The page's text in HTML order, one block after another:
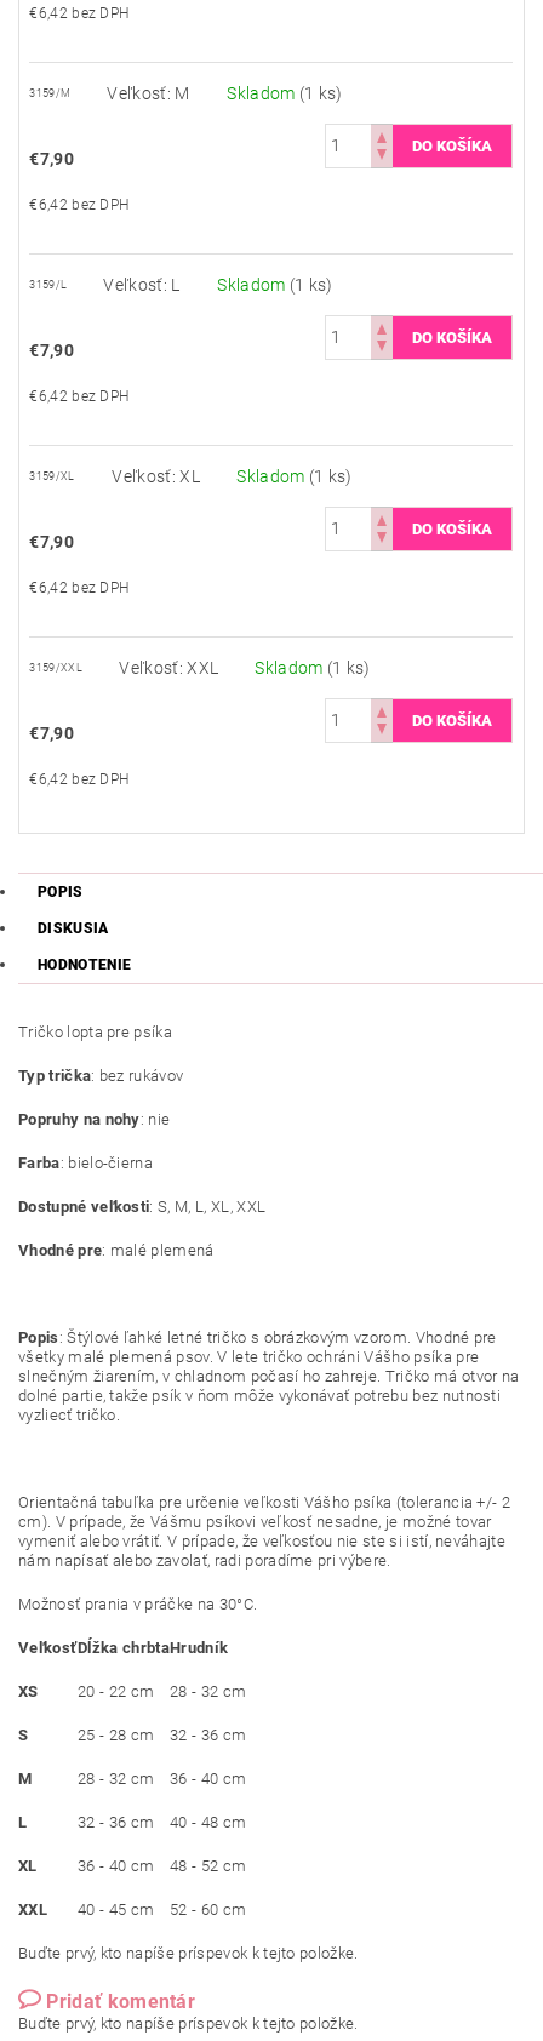
€6,42 bez DPH
3159/M Veľkosť: M Skladom (1 ks)
€7,90
€6,42 bez DPH
3159/L Veľkosť: L Skladom (1 ks)
€7,90
€6,42 bez DPH
3159/XL Veľkosť: XL Skladom (1 ks)
€7,90
€6,42 bez DPH
3159/XXL Veľkosť: XXL Skladom (1 ks)
€7,90
€6,42 bez DPH
POPIS
DISKUSIA
HODNOTENIE
Tričko lopta pre psíka
Typ trička: bez rukávov
Popruhy na nohy: nie
Farba: bielo-čierna
Dostupné veľkosti: S, M, L, XL, XXL
Vhodné pre: malé plemená
Popis : Štýlové ľahké letné tričko s obrázkovým vzorom. Vhodné pre
všetky malé plemená psov. V lete tričko ochráni Vášho psíka pre
slnečným žiarením, v chladnom počasí ho zahreje. Tričko má otvor na
dolné partie, takže psík v ňom môže vykonávať potrebu bez nutnosti
vyzliecť tričko.
Orientačná tabuľka pre určenie veľkosti Vášho psíka (tolerancia +/- 2
cm). V prípade, že Vášmu psíkovi veľkosť nesadne, je možné tovar
vymeniť alebo vrátiť. V prípade, že veľkosťou nie ste si istí, neváhajte
nám napísať alebo zavolať, radi poradíme pri výbere.
Možnosť prania v práčke na 30°C.
VeľkosťDĺžka chrbtaHrudník
XS 20 - 22 cm 28 - 32 cm
S 25 - 28 cm 32 - 36 cm
M 28 - 32 cm 36 - 40 cm
L 32 - 36 cm 40 - 48 cm
XL 36 - 40 cm 48 - 52 cm
XXL 40 - 45 cm 52 - 60 cm
Buďte prvý, kto napíše príspevok k tejto položke.
Pridať komentár
Buďte prvý, kto napíše príspevok k tejto položke.